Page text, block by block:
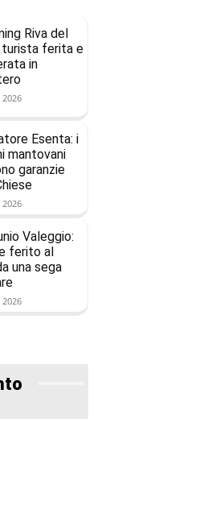
Riva del
turista ferita e
in
Esenta: i
mantovani
garanzie
Valeggio:
ferito al
una sega